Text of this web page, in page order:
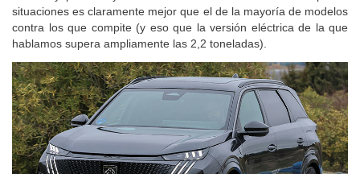
volante y pedales y cómo reacciona el coche en todo tipo de
situaciones es claramente mejor que el de la mayoría de modelos
contra los que compite (y eso que la versión eléctrica de la que